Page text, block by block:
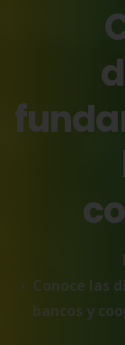
Conoce las
bancos y